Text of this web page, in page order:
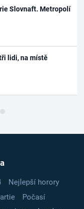
Slovnaft. Metropolí
lidi, na místě
Nejlepší horory
Počasí